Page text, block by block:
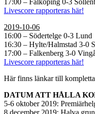
17:00 – Falköping 0-3
Livescore rapporteras här!
2019-10-06
16:00 – Södertelge 0-3 Lund
16:30 – Hylte/Halmstad 3-0
17:00 – Falkenberg 3-0
Livescore rapporteras här!
Här finns länkar till
DATUM ATT HÅLLA
5-6 oktober 2019: